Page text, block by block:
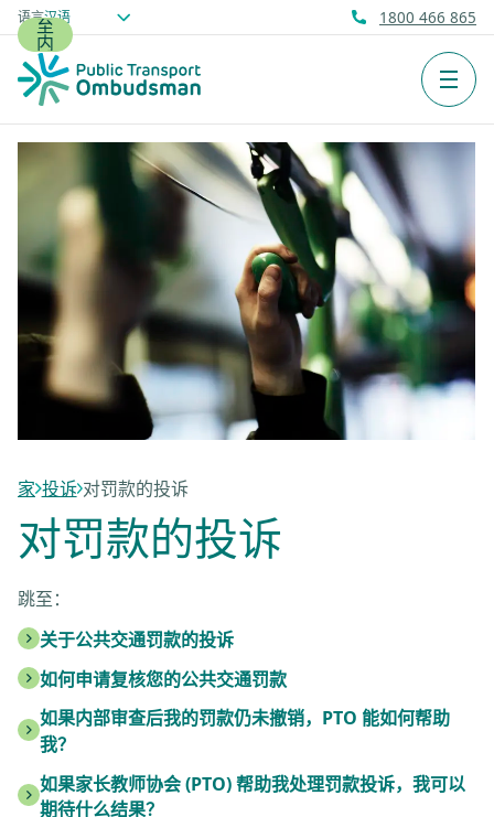
跳
至
内
容
语言 1800 466 865
菜单
家 投诉 对罚款的投诉
对罚款的投诉
跳至：
关于公共交通罚款的投诉
如何申请复核您的公共交通罚款
如果内部审查后我的罚款仍未撤销，PTO 能如何帮助
我？
如果家长教师协会 (PTO) 帮助我处理罚款投诉，我可以
期待什么结果？